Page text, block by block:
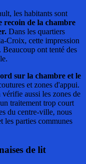
les habitants sont
recoin de la chambre
Dans les quartiers
Croix, cette impression
ont tenté des
sur la chambre et le
et zones d'appui.
aussi les zones de
traitement trop court
du centre-ville, nous
les parties communes
de lit